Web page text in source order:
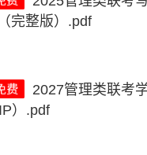
完整版）.pdf
）.pdf